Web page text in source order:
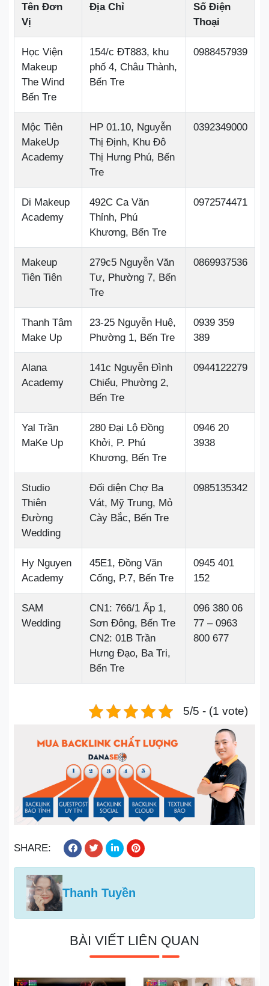
Tên Đơn
Vị
Địa Chỉ
Số Điện
Thoại
Học Viện
Makeup
The Wind
Bến Tre
154/c ĐT883, khu
phố 4, Châu Thành,
Bến Tre
0988457939
Mộc Tiên
MakeUp
Academy
HP 01.10, Nguyễn
Thị Định, Khu Đô
Thị Hưng Phú, Bến
Tre
0392349000
Di Makeup
Academy
492C Ca Văn
Thỉnh, Phú
Khương, Bến Tre
0972574471
Makeup
Tiên Tiên
279c5 Nguyễn Văn
Tư, Phường 7, Bến
Tre
0869937536
Thanh Tâm
Make Up
23-25 Nguyễn Huệ,
Phường 1, Bến Tre
0939 359
389
Alana
Academy
141c Nguyễn Đình
Chiểu, Phường 2,
Bến Tre
0944122279
Yal Trần
MaKe Up
280 Đại Lộ Đồng
Khởi, P. Phú
Khương, Bến Tre
0946 20
3938
Studio
Thiên
Đường
Wedding
Đối diện Chợ Ba
Vát, Mỹ Trung, Mỏ
Cày Bắc, Bến Tre
0985135342
Hy Nguyen
Academy
45E1, Đồng Văn
Cống, P.7, Bến Tre
0945 401
152
SAM
Wedding
CN1: 766/1 Ấp 1,
Sơn Đông, Bến Tre
CN2: 01B Trần
Hưng Đạo, Ba Tri,
Bến Tre
096 380 06
77 – 0963
800 677
5/5 - (1 vote)
SHARE:
Thanh Tuyền
BÀI VIẾT LIÊN QUAN